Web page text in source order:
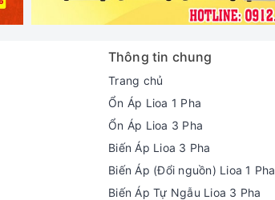
Thông tin chung
Trang chủ
Ổn Áp Lioa 1 Pha
Ổn Áp Lioa 3 Pha
Biến Áp Lioa 3 Pha
Biến Áp (Đổi nguồn) Lioa 1 Pha
Biến Áp Tự Ngẫu Lioa 3 Pha